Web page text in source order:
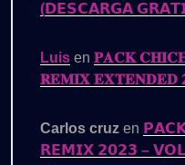
(𝗗𝗘𝗦𝗖𝗔𝗥𝗚𝗔
Luis en 𝐏𝐀𝐂𝐊
𝐑𝐄𝐌𝐈𝐗 𝐄𝐗𝐓𝐄𝐍𝐃𝐄𝐃
Carlos cruz en
𝗥𝗘𝗠𝗜𝗫 𝟮𝟬𝟮𝟯 –